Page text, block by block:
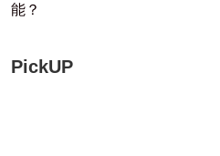
能？
PickUP